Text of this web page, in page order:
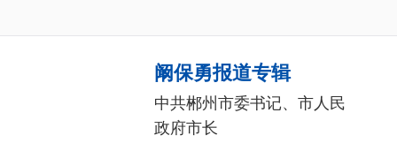
阚保勇报道专辑
中共郴州市委书记、市人民
政府市长